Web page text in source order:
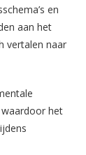
en
aan het
vertalen naar
het